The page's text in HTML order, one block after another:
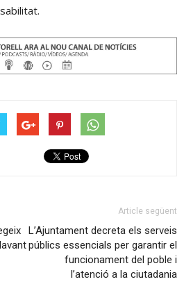
Article següent
L’Ajuntament decreta els serveis
públics essencials per garantir el
funcionament del poble i
l’atenció a la ciutadania